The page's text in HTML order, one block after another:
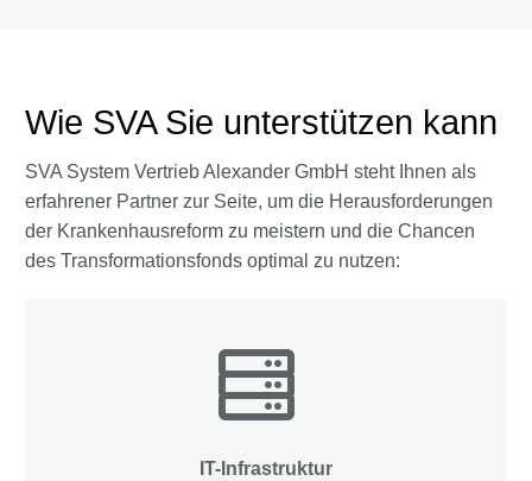
Wie SVA Sie unterstützen kann
SVA System Vertrieb Alexander GmbH steht Ihnen als
erfahrener Partner zur Seite, um die Herausforderungen
der Krankenhausreform zu meistern und die Chancen
des Transformationsfonds optimal zu nutzen:
IT-Infrastruktur